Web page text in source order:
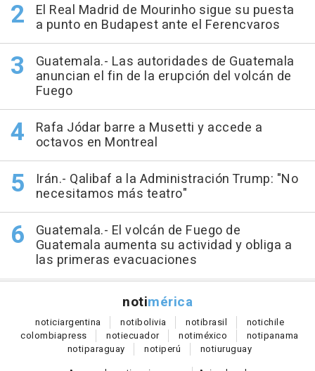
El Real Madrid de Mourinho sigue su puesta
a punto en Budapest ante el Ferencvaros
Guatemala.- Las autoridades de Guatemala
anuncian el fin de la erupción del volcán de
Fuego
Rafa Jódar barre a Musetti y accede a
octavos en Montreal
Irán.- Qalibaf a la Administración Trump: "No
necesitamos más teatro"
Guatemala.- El volcán de Fuego de
Guatemala aumenta su actividad y obliga a
las primeras evacuaciones
notimérica
noticiargentina notibolivia notibrasil notichile
colombiapress notiecuador notiméxico notipanama
notiparaguay notiperú notiuruguay